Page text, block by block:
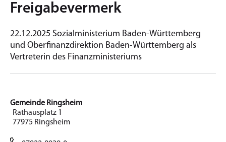
Freigabevermerk
22.12.2025 Sozialministerium Baden-Württemberg
und Oberfinanzdirektion Baden-Württemberg als
Vertreterin des Finanzministeriums
Gemeinde Ringsheim
Rathausplatz 1
77975 Ringsheim